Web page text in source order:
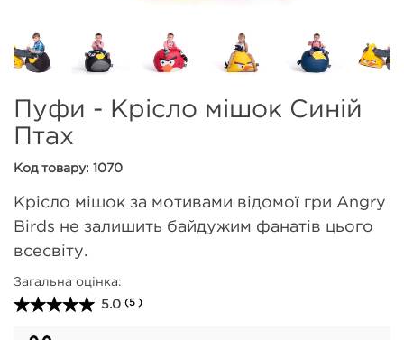
Пуфи - Крісло мішок Синій
Птах
Код товару: 1070
Крісло мішок за мотивами відомої гри Angry
Birds не залишить байдужим фанатів цього
всесвіту.
Загальна оцінка:
5.0 (5 )